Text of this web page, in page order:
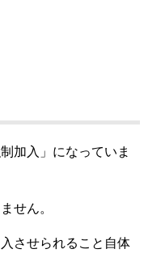
加入」になっていま
せん。
させられること自体